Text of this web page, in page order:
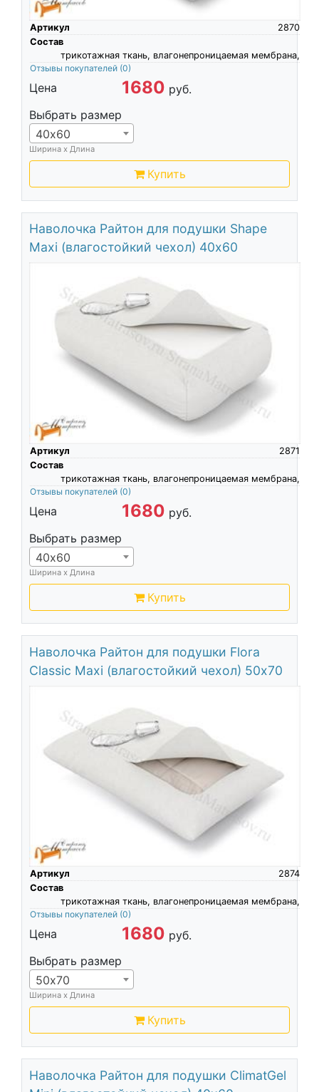
Артикул
2870
Состав
трикотажная ткань, влагонепроницаемая мембрана,
Отзывы покупателей (0)
Цена 1680 руб.
Выбрать размер
40х60
Ширина х Длина
Купить
Наволочка Райтон для подушки Shape
Maxi (влагостойкий чехол) 40х60
Артикул
2871
Состав
трикотажная ткань, влагонепроницаемая мембрана,
Отзывы покупателей (0)
Цена 1680 руб.
Выбрать размер
40х60
Ширина х Длина
Купить
Наволочка Райтон для подушки Flora
Classic Maxi (влагостойкий чехол) 50х70
Артикул
2874
Состав
трикотажная ткань, влагонепроницаемая мембрана,
Отзывы покупателей (0)
Цена 1680 руб.
Выбрать размер
50х70
Ширина х Длина
Купить
Наволочка Райтон для подушки ClimatGel